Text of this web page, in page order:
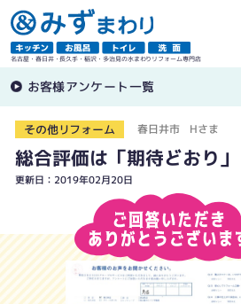
名古屋・春日井・長久手・稲沢・多治見の水まわりリフォーム専門店
お客様アンケート一覧
その他リフォーム 春日井市 Hさま
総合評価は「期待どおり」
更新日：2019年02月20日